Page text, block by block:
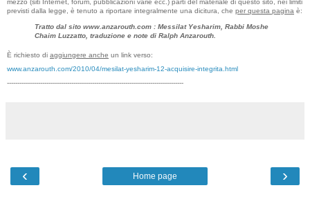
mezzo (siti Internet, forum, pubblicazioni varie ecc.) parti del materiale di questo sito, nei limiti
previsti dalla legge, è tenuto a riportare integralmente una dicitura, che per questa pagina è:
Tratto dal sito www.anzarouth.com : Messilat Yesharim, Rabbi Moshe
Chaim Luzzatto, traduzione e note di Ralph Anzarouth.
È richiesto di aggiungere anche un link verso:
www.anzarouth.com/2010/04/mesilat-yesharim-12-acquisire-integrita.html
-------------------------------------------------------------------------------------
‹ ›
Home page